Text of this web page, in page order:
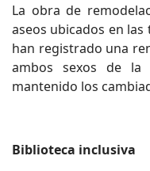
La obra de
aseos ubicados en
han registrado una
ambos sexos de la
mantenido los
Biblioteca inclusiva